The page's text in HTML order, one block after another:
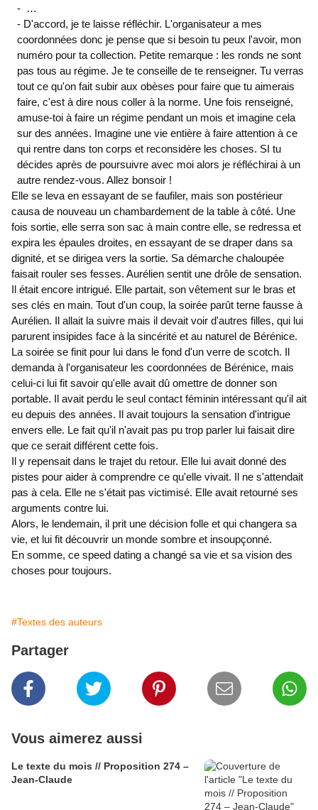
- …
- D'accord, je te laisse réfléchir. L'organisateur a mes
coordonnées donc je pense que si besoin tu peux l'avoir, mon
numéro pour ta collection. Petite remarque : les ronds ne sont
pas tous au régime. Je te conseille de te renseigner. Tu verras
tout ce qu'on fait subir aux obèses pour faire que tu aimerais
faire, c'est à dire nous coller à la norme. Une fois renseigné,
amuse-toi à faire un régime pendant un mois et imagine cela
sur des années. Imagine une vie entière à faire attention à ce
qui rentre dans ton corps et reconsidère les choses. SI tu
décides après de poursuivre avec moi alors je réfléchirai à un
autre rendez-vous. Allez bonsoir !
Elle se leva en essayant de se faufiler, mais son postérieur
causa de nouveau un chambardement de la table à côté. Une
fois sortie, elle serra son sac à main contre elle, se redressa et
expira les épaules droites, en essayant de se draper dans sa
dignité, et se dirigea vers la sortie. Sa démarche chaloupée
faisait rouler ses fesses. Aurélien sentit une drôle de sensation.
Il était encore intrigué. Elle partait, son vêtement sur le bras et
ses clés en main. Tout d'un coup, la soirée parût terne fausse à
Aurélien. Il allait la suivre mais il devait voir d'autres filles, qui lui
parurent insipides face à la sincérité et au naturel de Bérénice.
La soirée se finit pour lui dans le fond d'un verre de scotch. Il
demanda à l'organisateur les coordonnées de Bérénice, mais
celui-ci lui fit savoir qu'elle avait dû omettre de donner son
portable. Il avait perdu le seul contact féminin intéressant qu'il ait
eu depuis des années. Il avait toujours la sensation d'intrigue
envers elle. Le fait qu'il n'avait pas pu trop parler lui faisait dire
que ce serait différent cette fois.
Il y repensait dans le trajet du retour. Elle lui avait donné des
pistes pour aider à comprendre ce qu'elle vivait. Il ne s'attendait
pas à cela. Elle ne s'était pas victimisé. Elle avait retourné ses
arguments contre lui.
Alors, le lendemain, il prit une décision folle et qui changera sa
vie, et lui fit découvrir un monde sombre et insoupçonné.
En somme, ce speed dating a changé sa vie et sa vision des
choses pour toujours.
#Textes des auteurs
Partager
Vous aimerez aussi
Le texte du mois // Proposition 274 –
Jean-Claude